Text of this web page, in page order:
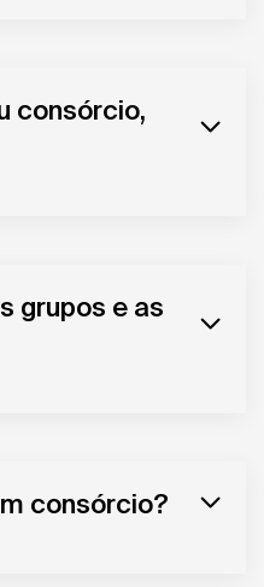
consórcio,
grupos e as
consórcio?